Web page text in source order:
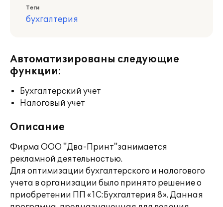
Теги
бухгалтерия
Автоматизированы следующие
функции:
Бухгалтерский учет
Налоговый учет
Описание
Фирма ООО "Два-Принт"занимается
рекламной деятельностью.
Для оптимизации бухгалтерского и налогового
учета в организации было принято решение о
приобретении ПП «1С:Бухгалтерия 8». Данная